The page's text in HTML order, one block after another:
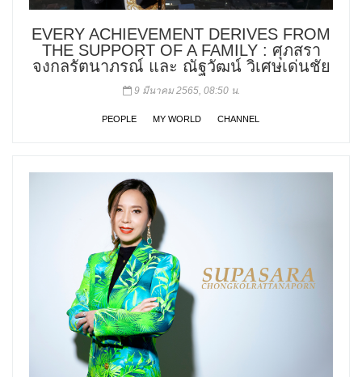
EVERY ACHIEVEMENT DERIVES FROM
THE SUPPORT OF A FAMILY : ศุภสรา
จงกลรัตนาภรณ์ และ ณัฐวัฒน์ วิเศษเด่นชัย
9 มีนาคม 2565, 08:50 น.
PEOPLE MY WORLD CHANNEL